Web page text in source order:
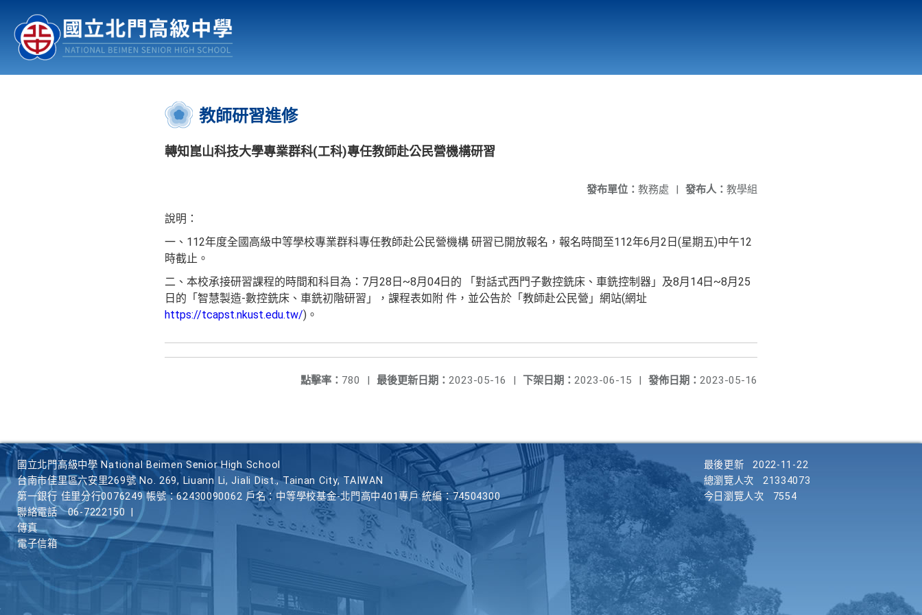
認識北中 行事曆
:::
教師研習進修
轉知崑山科技大學專業群科(工科)專任教師赴公民營機構研習
發布人： 教學組
發布單位： 教務處 |
說明：
一、112年度全國高級中等學校專業群科專任教師赴公民營機構 研習已開放報名，報名時間至112年6月2日(星期五)中午12
時截止。
二、本校承接研習課程的時間和科目為：7月28日~8月04日的 「對話式西門子數控銑床、車銑控制器」及8月14日~8月25
日的「智慧製造-數控銑床、車銑初階研習」，課程表如附 件，並公告於「教師赴公民營」網站(網址
https://tcapst.nkust.edu.tw/)。
發佈日期： 2023-05-16
下架日期： 2023-06-15 |
最後更新日期： 2023-05-16 |
點擊率： 780 |
國立北門高級中學 National Beimen Senior High School
台南市佳里區六安里269號 No. 269, Liuann Li, Jiali Dist., Tainan City, TAIWAN
第一銀行 佳里分行0076249 帳號：62430090062 戶名：中等學校基金-北門高中401專戶 統編：74504300
聯絡電話
06-7222150
傳真
電子信箱
最後更新
2022-11-22
總瀏覽人次
21334073
今日瀏覽人次
7554